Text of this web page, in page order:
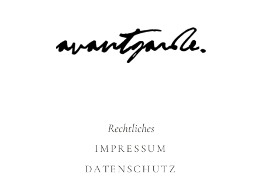
Rechtliches
IMPRESSUM
DATENSCHUTZ